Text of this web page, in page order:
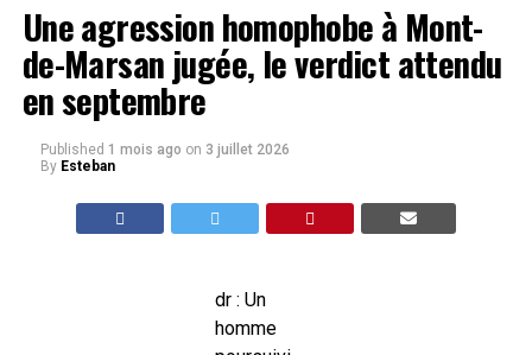
Une agression homophobe à Mont-
de-Marsan jugée, le verdict attendu
en septembre
Published 1 mois ago on 3 juillet 2026
By Esteban
dr : Un
homme